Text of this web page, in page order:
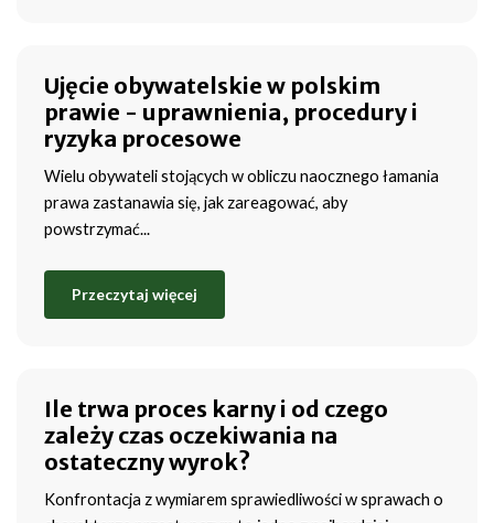
Ujęcie obywatelskie w polskim
prawie - uprawnienia, procedury i
ryzyka procesowe
Wielu obywateli stojących w obliczu naocznego łamania
prawa zastanawia się, jak zareagować, aby
powstrzymać...
Przeczytaj więcej
Ile trwa proces karny i od czego
zależy czas oczekiwania na
ostateczny wyrok?
Konfrontacja z wymiarem sprawiedliwości w sprawach o